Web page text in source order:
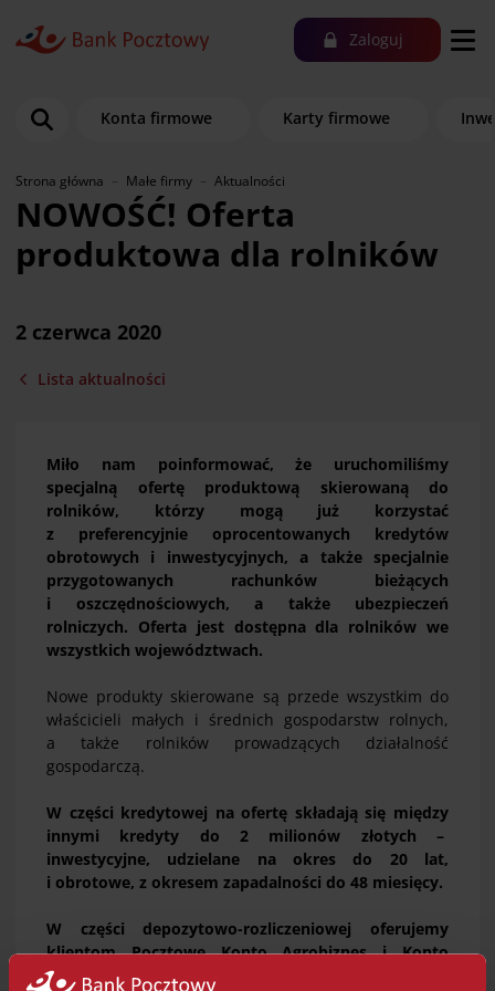
Zaloguj
Konta firmowe Karty firmowe
Strona główna Małe firmy Aktualności
NOWOŚĆ! Oferta
produktowa dla rolników
2 czerwca 2020
Lista aktualności
Miło nam poinformować, że uruchomiliśmy
specjalną ofertę produktową skierowaną do
rolników, którzy mogą już korzystać
z preferencyjnie oprocentowanych kredytów
obrotowych i inwestycyjnych, a także specjalnie
przygotowanych rachunków bieżących
i oszczędnościowych, a także ubezpieczeń
rolniczych. Oferta jest dostępna dla rolników we
wszystkich województwach.
Nowe produkty skierowane są przede wszystkim do
właścicieli małych i średnich gospodarstw rolnych,
a także rolników prowadzących działalność
gospodarczą.
W części kredytowej na ofertę składają się między
innymi kredyty do 2 milionów złotych –
inwestycyjne, udzielane na okres do 20 lat,
i obrotowe, z okresem zapadalności do 48 miesięcy.
W części depozytowo-rozliczeniowej oferujemy
klientom Pocztowe Konto Agrobiznes i Konto
Oszczędnościowe Agrobiznes.